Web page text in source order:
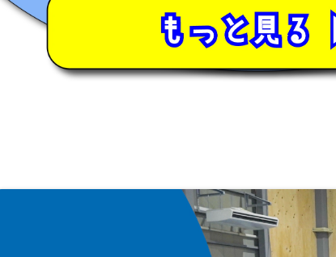
2023. 5. 23『テラコヤプラスに紹介されました
2023. 4. 28『土曜日幼児コースに新規ご入会
2023. 1. 19 『ブログを更新しました！』
2023. 1. 13 『ブログを更新しました！』